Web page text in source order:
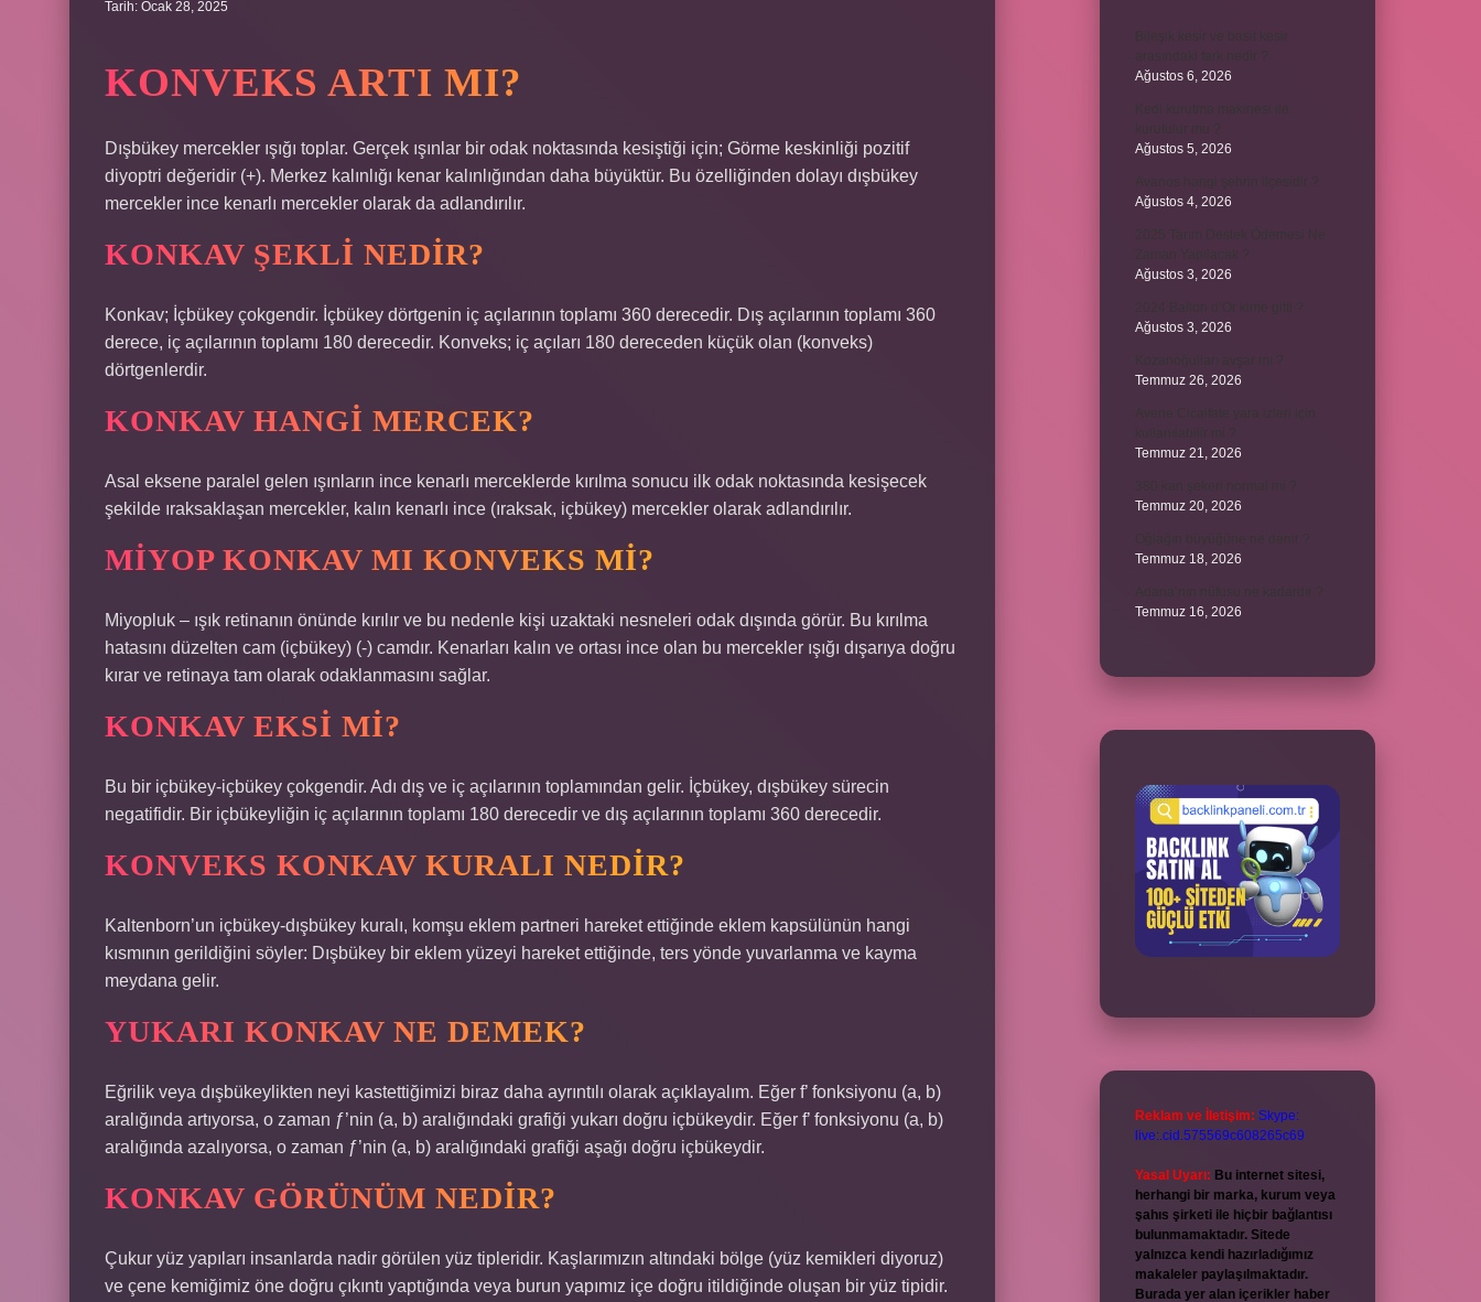
Tarih: Ocak 28, 2025
KONVEKS ARTI MI?
Dışbükey mercekler ışığı toplar. Gerçek ışınlar bir odak noktasında kesiştiği için; Görme keskinliği pozitif
diyoptri değeridir (+). Merkez kalınlığı kenar kalınlığından daha büyüktür. Bu özelliğinden dolayı dışbükey
mercekler ince kenarlı mercekler olarak da adlandırılır.
KONKAV ŞEKLI NEDIR?
Konkav; İçbükey çokgendir. İçbükey dörtgenin iç açılarının toplamı 360 derecedir. Dış açılarının toplamı 360
derece, iç açılarının toplamı 180 derecedir. Konveks; iç açıları 180 dereceden küçük olan (konveks)
dörtgenlerdir.
KONKAV HANGI MERCEK?
Asal eksene paralel gelen ışınların ince kenarlı merceklerde kırılma sonucu ilk odak noktasında kesişecek
şekilde ıraksaklaşan mercekler, kalın kenarlı ince (ıraksak, içbükey) mercekler olarak adlandırılır.
MIYOP KONKAV MI KONVEKS MI?
Miyopluk – ışık retinanın önünde kırılır ve bu nedenle kişi uzaktaki nesneleri odak dışında görür. Bu kırılma
hatasını düzelten cam (içbükey) (-) camdır. Kenarları kalın ve ortası ince olan bu mercekler ışığı dışarıya doğru
kırar ve retinaya tam olarak odaklanmasını sağlar.
KONKAV EKSI MI?
Bu bir içbükey-içbükey çokgendir. Adı dış ve iç açılarının toplamından gelir. İçbükey, dışbükey sürecin
negatifidir. Bir içbükeyliğin iç açılarının toplamı 180 derecedir ve dış açılarının toplamı 360 derecedir.
KONVEKS KONKAV KURALI NEDIR?
Kaltenborn’un içbükey-dışbükey kuralı, komşu eklem partneri hareket ettiğinde eklem kapsülünün hangi
kısmının gerildiğini söyler: Dışbükey bir eklem yüzeyi hareket ettiğinde, ters yönde yuvarlanma ve kayma
meydana gelir.
YUKARI KONKAV NE DEMEK?
Eğrilik veya dışbükeylikten neyi kastettiğimizi biraz daha ayrıntılı olarak açıklayalım. Eğer f’ fonksiyonu (a, b)
aralığında artıyorsa, o zaman ƒ’nin (a, b) aralığındaki grafiği yukarı doğru içbükeydir. Eğer f’ fonksiyonu (a, b)
aralığında azalıyorsa, o zaman ƒ’nin (a, b) aralığındaki grafiği aşağı doğru içbükeydir.
KONKAV GÖRÜNÜM NEDIR?
Çukur yüz yapıları insanlarda nadir görülen yüz tipleridir. Kaşlarımızın altındaki bölge (yüz kemikleri diyoruz)
ve çene kemiğimiz öne doğru çıkıntı yaptığında veya burun yapımız içe doğru itildiğinde oluşan bir yüz tipidir.
Bileşik kesir ve basit kesir
arasındaki fark nedir ?
Ağustos 6, 2026
Ağustos 5, 2026
Ağustos 4, 2026
2025 Tarım Destek Ödemesi Ne
Zaman Yapılacak ?
Ağustos 3, 2026
Ağustos 3, 2026
Temmuz 26, 2026
Temmuz 21, 2026
Temmuz 20, 2026
Temmuz 18, 2026
Temmuz 16, 2026
Reklam ve İletişim: Skype:
live:.cid.575569c608265c69
Yasal Uyarı: Bu internet sitesi,
herhangi bir marka, kurum veya
şahıs şirketi ile hiçbir bağlantısı
bulunmamaktadır. Sitede
yalnızca kendi hazırladığımız
makaleler paylaşılmaktadır.
Burada yer alan içerikler haber